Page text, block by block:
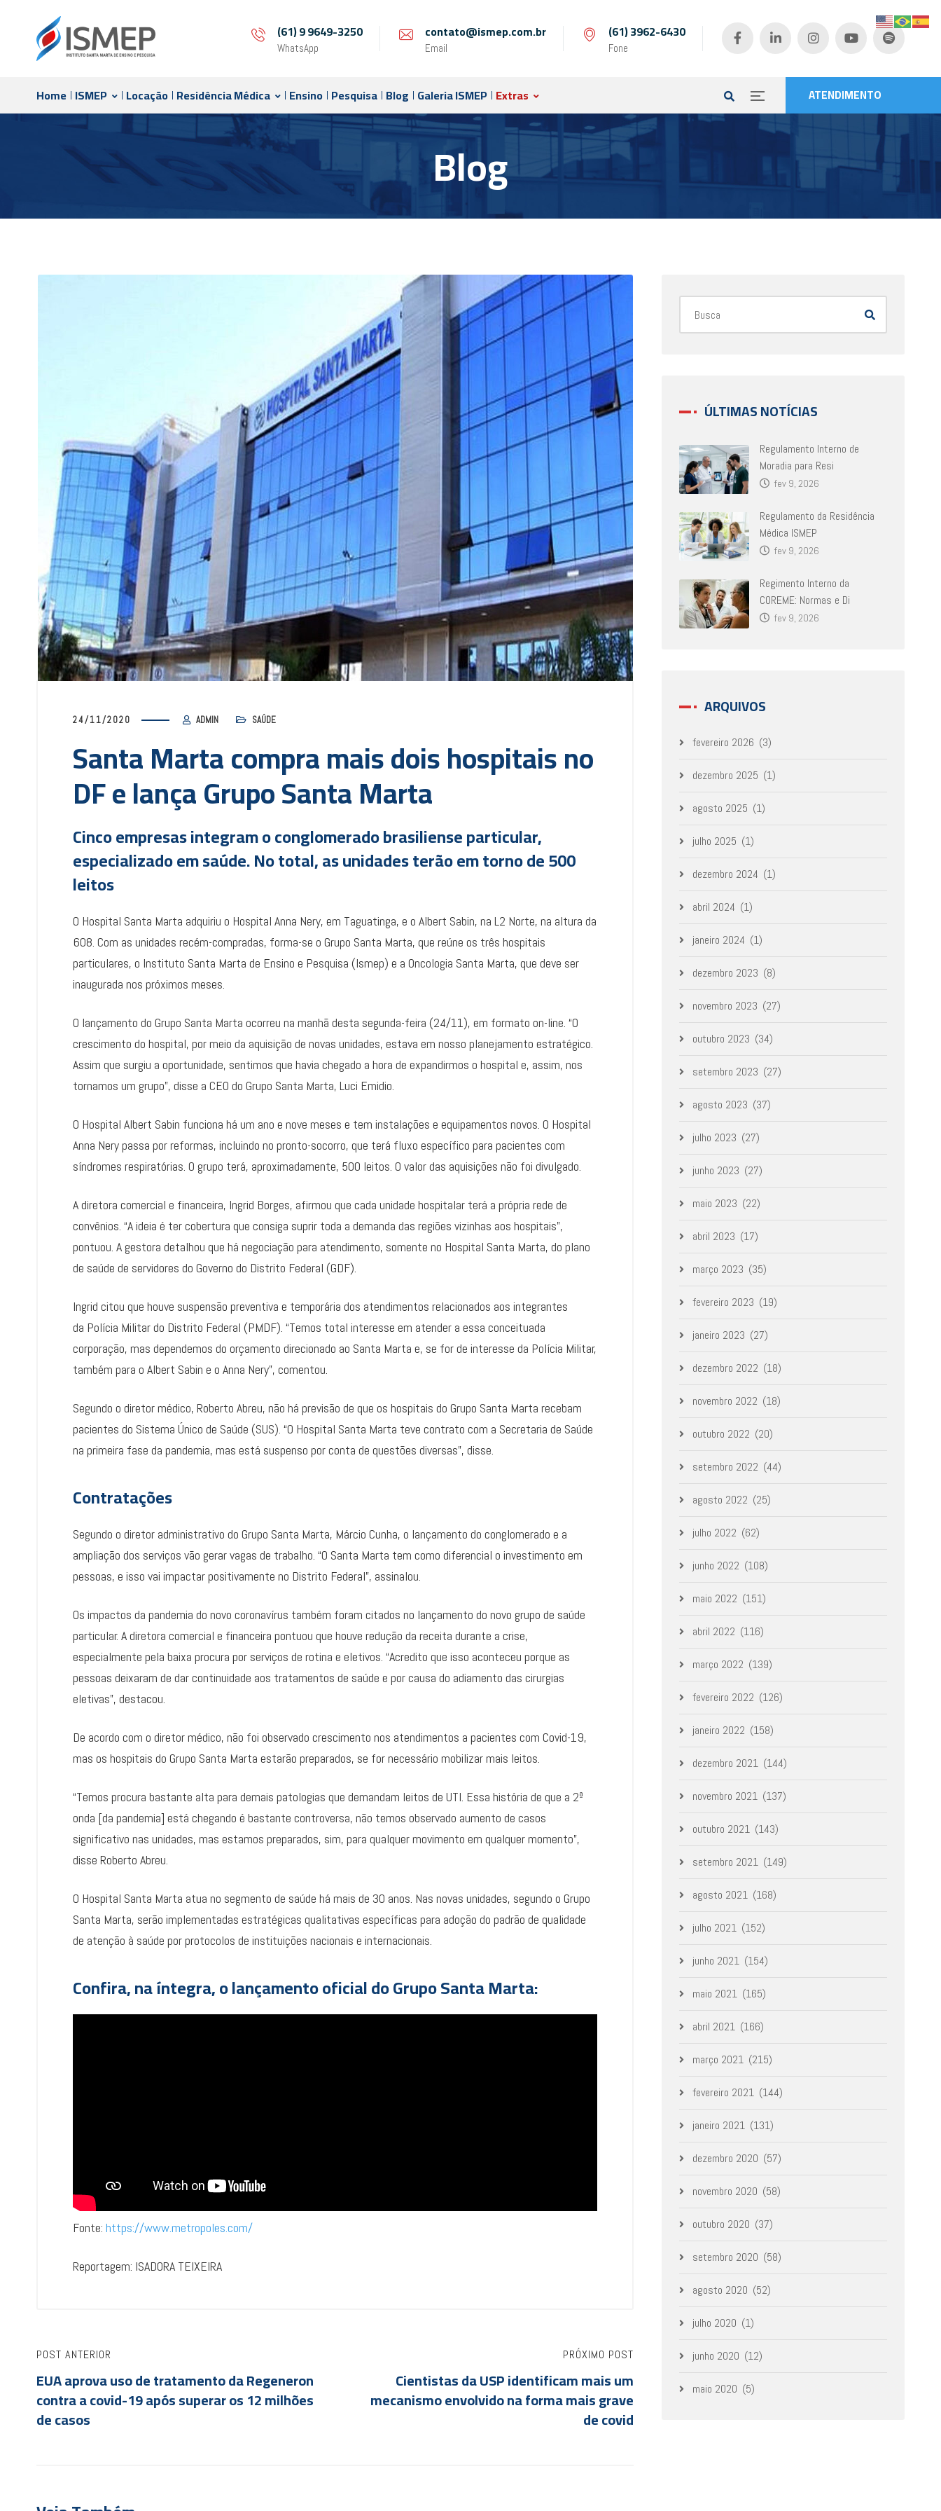
(61) 9 9649-3250
WhatsApp
contato@ismep.com.br
Email
(61) 3962-6430
Fone
ATENDIMENTO
Home ISMEP Locação Residência Médica Ensino Pesquisa Blog Galeria ISMEP Extras
Blog
24/11/2020 ADMIN SAÚDE
Santa Marta compra mais dois hospitais no
DF e lança Grupo Santa Marta
Cinco empresas integram o conglomerado brasiliense particular,
especializado em saúde. No total, as unidades terão em torno de 500
leitos
O Hospital Santa Marta adquiriu o Hospital Anna Nery, em Taguatinga, e o Albert Sabin, na L2 Norte, na altura da
608. Com as unidades recém-compradas, forma-se o Grupo Santa Marta, que reúne os três hospitais
particulares, o Instituto Santa Marta de Ensino e Pesquisa (Ismep) e a Oncologia Santa Marta, que deve ser
inaugurada nos próximos meses.
O lançamento do Grupo Santa Marta ocorreu na manhã desta segunda-feira (24/11), em formato on-line. “O
crescimento do hospital, por meio da aquisição de novas unidades, estava em nosso planejamento estratégico.
Assim que surgiu a oportunidade, sentimos que havia chegado a hora de expandirmos o hospital e, assim, nos
tornamos um grupo”, disse a CEO do Grupo Santa Marta, Luci Emidio.
O Hospital Albert Sabin funciona há um ano e nove meses e tem instalações e equipamentos novos. O Hospital
Anna Nery passa por reformas, incluindo no pronto-socorro, que terá fluxo específico para pacientes com
síndromes respiratórias. O grupo terá, aproximadamente, 500 leitos. O valor das aquisições não foi divulgado.
A diretora comercial e financeira, Ingrid Borges, afirmou que cada unidade hospitalar terá a própria rede de
convênios. “A ideia é ter cobertura que consiga suprir toda a demanda das regiões vizinhas aos hospitais”,
pontuou. A gestora detalhou que há negociação para atendimento, somente no Hospital Santa Marta, do plano
de saúde de servidores do Governo do Distrito Federal (GDF).
Ingrid citou que houve suspensão preventiva e temporária dos atendimentos relacionados aos integrantes
da Polícia Militar do Distrito Federal (PMDF). “Temos total interesse em atender a essa conceituada
corporação, mas dependemos do orçamento direcionado ao Santa Marta e, se for de interesse da Polícia Militar,
também para o Albert Sabin e o Anna Nery”, comentou.
Segundo o diretor médico, Roberto Abreu, não há previsão de que os hospitais do Grupo Santa Marta recebam
pacientes do Sistema Único de Saúde (SUS). “O Hospital Santa Marta teve contrato com a Secretaria de Saúde
na primeira fase da pandemia, mas está suspenso por conta de questões diversas”, disse.
Contratações
Segundo o diretor administrativo do Grupo Santa Marta, Márcio Cunha, o lançamento do conglomerado e a
ampliação dos serviços vão gerar vagas de trabalho. “O Santa Marta tem como diferencial o investimento em
pessoas, e isso vai impactar positivamente no Distrito Federal”, assinalou.
Os impactos da pandemia do novo coronavírus também foram citados no lançamento do novo grupo de saúde
particular. A diretora comercial e financeira pontuou que houve redução da receita durante a crise,
especialmente pela baixa procura por serviços de rotina e eletivos. “Acredito que isso aconteceu porque as
pessoas deixaram de dar continuidade aos tratamentos de saúde e por causa do adiamento das cirurgias
eletivas”, destacou.
De acordo com o diretor médico, não foi observado crescimento nos atendimentos a pacientes com Covid-19,
mas os hospitais do Grupo Santa Marta estarão preparados, se for necessário mobilizar mais leitos.
“Temos procura bastante alta para demais patologias que demandam leitos de UTI. Essa história de que a 2ª
onda [da pandemia] está chegando é bastante controversa, não temos observado aumento de casos
significativo nas unidades, mas estamos preparados, sim, para qualquer movimento em qualquer momento”,
disse Roberto Abreu.
O Hospital Santa Marta atua no segmento de saúde há mais de 30 anos. Nas novas unidades, segundo o Grupo
Santa Marta, serão implementadas estratégicas qualitativas específicas para adoção do padrão de qualidade
de atenção à saúde por protocolos de instituições nacionais e internacionais.
Confira, na íntegra, o lançamento oficial do Grupo Santa Marta:
Fonte: https://www.metropoles.com/
Reportagem: ISADORA TEIXEIRA
POST ANTERIOR
EUA aprova uso de tratamento da Regeneron
contra a covid-19 após superar os 12 milhões
de casos
PRÓXIMO POST
Cientistas da USP identificam mais um
mecanismo envolvido na forma mais grave
de covid
ÚLTIMAS NOTÍCIAS
Regulamento Interno de
Moradia para Resi
fev 9, 2026
Regulamento da Residência
Médica ISMEP
fev 9, 2026
Regimento Interno da
COREME: Normas e Di
fev 9, 2026
ARQUIVOS
fevereiro 2026 (3)
dezembro 2025 (1)
agosto 2025 (1)
julho 2025 (1)
dezembro 2024 (1)
abril 2024 (1)
janeiro 2024 (1)
dezembro 2023 (8)
novembro 2023 (27)
outubro 2023 (34)
setembro 2023 (27)
agosto 2023 (37)
julho 2023 (27)
junho 2023 (27)
maio 2023 (22)
abril 2023 (17)
março 2023 (35)
fevereiro 2023 (19)
janeiro 2023 (27)
dezembro 2022 (18)
novembro 2022 (18)
outubro 2022 (20)
setembro 2022 (44)
agosto 2022 (25)
julho 2022 (62)
junho 2022 (108)
maio 2022 (151)
abril 2022 (116)
março 2022 (139)
fevereiro 2022 (126)
janeiro 2022 (158)
dezembro 2021 (144)
novembro 2021 (137)
outubro 2021 (143)
setembro 2021 (149)
agosto 2021 (168)
julho 2021 (152)
junho 2021 (154)
maio 2021 (165)
abril 2021 (166)
março 2021 (215)
fevereiro 2021 (144)
janeiro 2021 (131)
dezembro 2020 (57)
novembro 2020 (58)
outubro 2020 (37)
setembro 2020 (58)
agosto 2020 (52)
julho 2020 (1)
junho 2020 (12)
maio 2020 (5)